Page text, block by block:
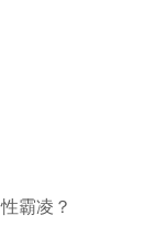
霸凌？